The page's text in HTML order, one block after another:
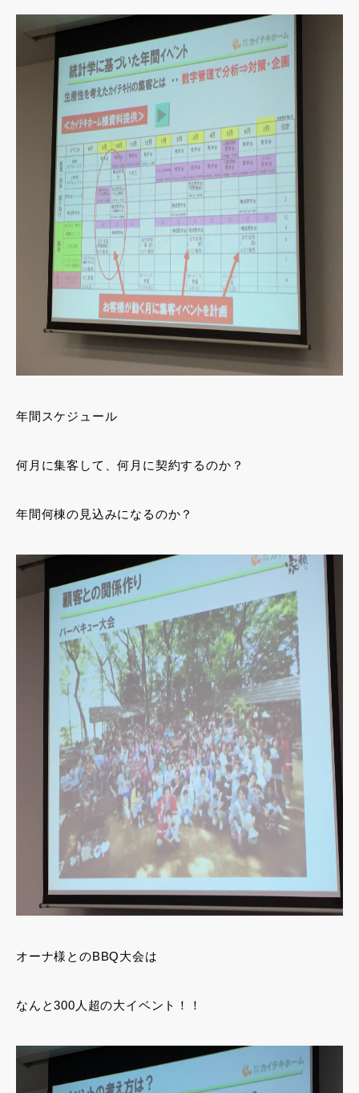
年間スケジュール
何月に集客して、何月に契約するのか？
年間何棟の見込みになるのか？
オーナ様とのBBQ大会は
なんと300人超の大イベント！！